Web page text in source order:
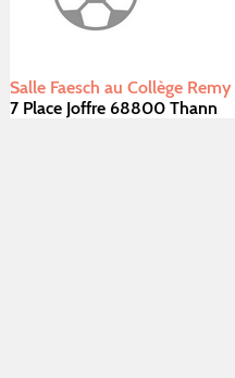
Salle Faesch au Collège
7 Place Joffre 68800 Thann